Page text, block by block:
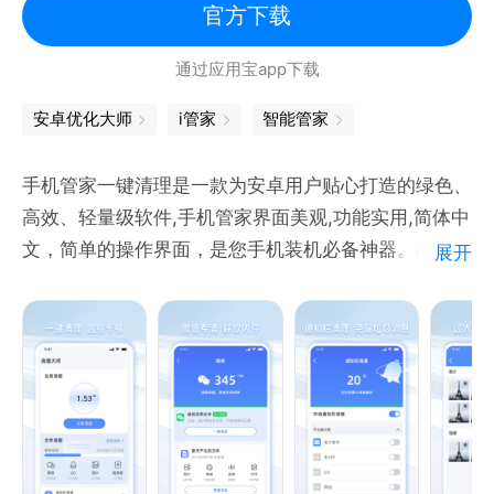
官方下载
通过应用宝app下载
安卓优化大师 i管家 智能管家
手机管家一键清理是一款为安卓用户贴心打造的绿色、
高效、轻量级软件,手机管家界面美观,功能实用,简体中
文，简单的操作界面，是您手机装机必备神器。极速手
主要功能有：
1.一健优化：快速清理垃圾，运行更流畅
2.微信清理：深度清理，微信聊天更愉快
3.QQ专清：专业清理，QQ办公更快速
4.电池管理：为您的手机省电，使用更持久。
展开